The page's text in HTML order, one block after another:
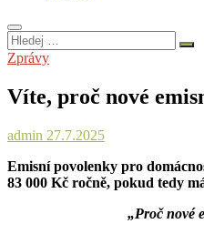
Hledej
…
Zprávy
Víte, proč nové
admin 27.7.2025
Emisní povolenky pro
83 000 Kč ročně, pokud tedy
„Proč nové